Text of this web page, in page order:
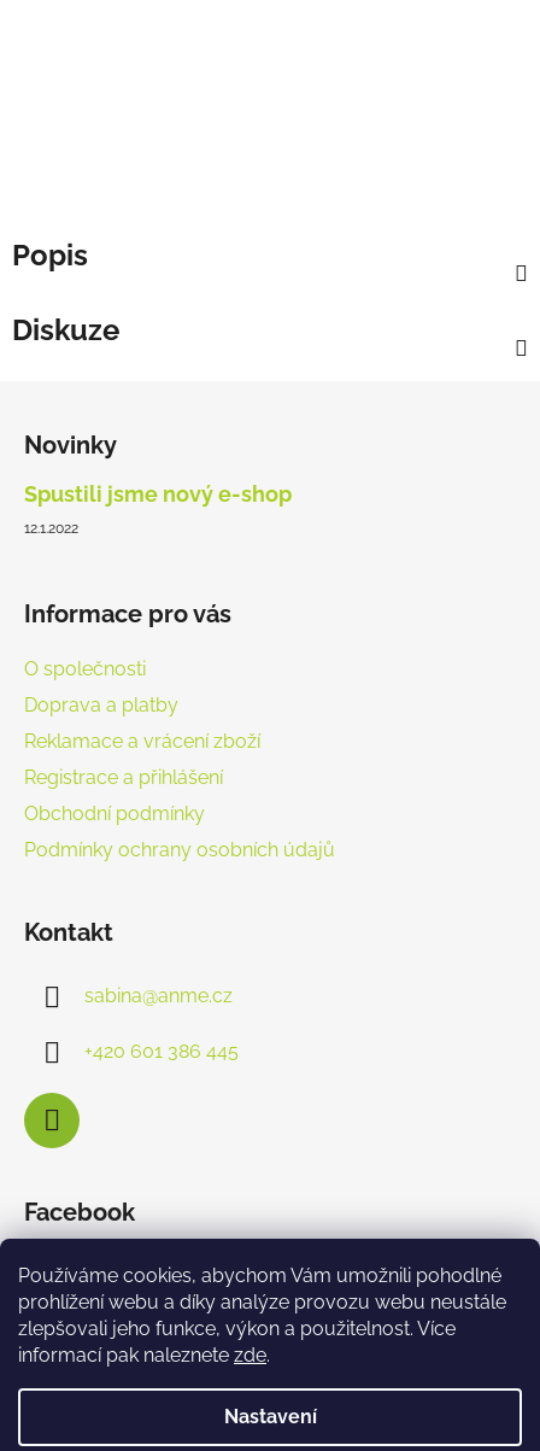
Používáme cookies, abychom Vám umožnili pohodlné
prohlížení webu a díky analýze provozu webu neustále
zlepšovali jeho funkce, výkon a použitelnost. Více
informací pak naleznete zde.
Nastavení
Popis
Diskuze
Novinky
Spustili jsme nový e-shop
12.1.2022
Informace pro vás
O společnosti
Doprava a platby
Reklamace a vrácení zboží
Registrace a přihlášení
Obchodní podmínky
Podmínky ochrany osobních údajů
Kontakt
sabina@anme.cz
+420 601 386 445
Facebook